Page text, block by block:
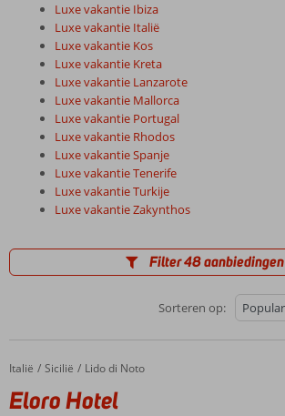
Luxe vakantie Ibiza
Luxe vakantie Italië
Luxe vakantie Kos
Luxe vakantie Kreta
Luxe vakantie Lanzarote
Luxe vakantie Mallorca
Luxe vakantie Portugal
Luxe vakantie Rhodos
Luxe vakantie Spanje
Luxe vakantie Tenerife
Luxe vakantie Turkije
Luxe vakantie Zakynthos
Filter 48 aanbiedingen
Sorteren op:
Home
Italië Sicilië Lido di Noto
Eloro Hotel
Eloro Hotel